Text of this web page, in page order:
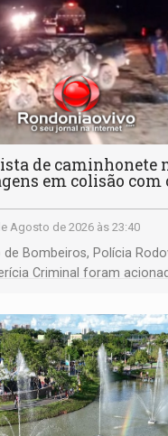
de caminhonete
em colisão com
Agosto de 2026 às 23:40
de Bombeiros, Polícia
Criminal foram